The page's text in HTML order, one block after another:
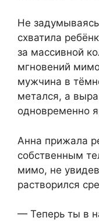
Не
схватила
за массивной
мгновений
мужчина в
метался, а
одновременно
Анна прижала
собственным
мимо, не
растворился
— Теперь ты в